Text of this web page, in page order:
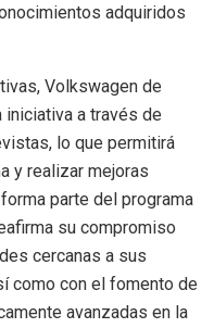
adquiridos
Volkswagen de
a través de
lo que permitirá
y realizar mejoras
parte del programa
su compromiso
cercanas a sus
como con el fomento de
avanzadas en la